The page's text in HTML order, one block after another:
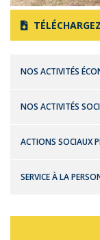
NOS ACTIVITÉS
NOS ACTIVITÉS
ACTIONS SOCIAUX
SERVICE À LA